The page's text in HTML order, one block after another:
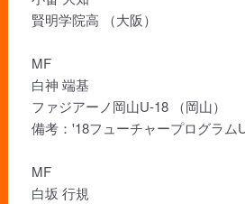
賢明学院高 （大阪）
MF
白神 端基
ファジアーノ岡山U-18 （岡山）
備考：'18フューチャープログラム
MF
白坂 行規